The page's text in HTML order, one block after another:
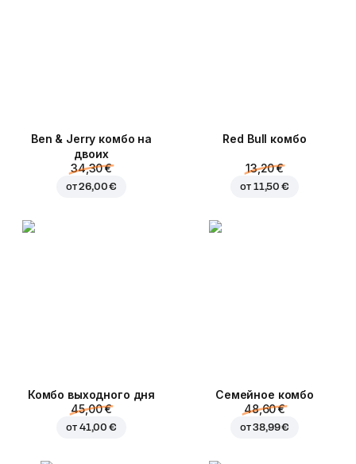
Ben & Jerry комбо на
двоих
34,30 €
от26,00 €
Red Bull комбо
13,20 €
от 11,50 €
Комбо выходного дня
45,00 €
от 41,00 €
Семейное комбо
48,60 €
от38,99 €